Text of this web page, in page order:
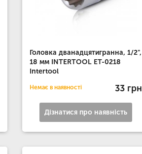
Головка дванадцятигранна, 1/2",
18 мм INTERTOOL ET-0218
Intertool
Немає в наявності 33 грн
Дізнатися про наявність